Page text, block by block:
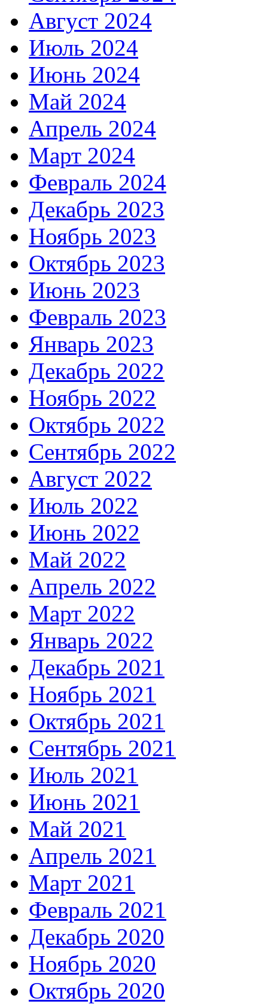
Август 2024
Июль 2024
Июнь 2024
Май 2024
Апрель 2024
Март 2024
Февраль 2024
Декабрь 2023
Ноябрь 2023
Октябрь 2023
Июнь 2023
Февраль 2023
Январь 2023
Декабрь 2022
Ноябрь 2022
Октябрь 2022
Сентябрь 2022
Август 2022
Июль 2022
Июнь 2022
Май 2022
Апрель 2022
Март 2022
Январь 2022
Декабрь 2021
Ноябрь 2021
Октябрь 2021
Сентябрь 2021
Июль 2021
Июнь 2021
Май 2021
Апрель 2021
Март 2021
Февраль 2021
Декабрь 2020
Ноябрь 2020
Октябрь 2020